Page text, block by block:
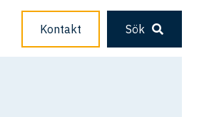
Kontakt Sök